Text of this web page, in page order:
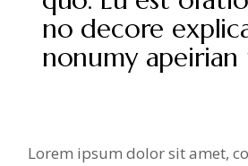
no decore
nonumy apeirian
Lorem ipsum dolor sit amet,